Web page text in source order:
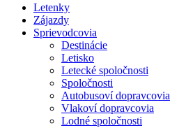
Letenky
Zájazdy
Sprievodcovia
Destinácie
Letisko
Letecké spoločnosti
Spoločnosti
Autobusoví dopravcovia
Vlakoví dopravcovia
Lodné spoločnosti